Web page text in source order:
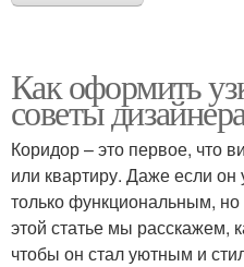
Как оформить
советы
Коридор – это первое, что
или квартиру. Даже если он
только функциональным,
этой статье мы расскажем,
чтобы он стал уютным и